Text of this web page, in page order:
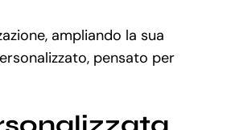
ampliando la sua
pensato per